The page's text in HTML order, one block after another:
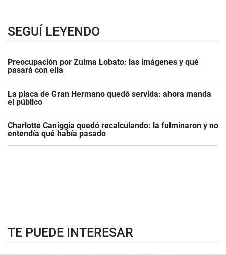
SEGUÍ LEYENDO
Preocupación por Zulma Lobato: las imágenes y qué
pasará con ella
La placa de Gran Hermano quedó servida: ahora manda
el público
Charlotte Caniggia quedó recalculando: la fulminaron y no
entendía qué había pasado
TE PUEDE INTERESAR